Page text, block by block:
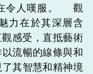
令人嘆服。 觀
力在於其深層含
感受，直抵藝術
流暢的線條與和
其智慧和精神境